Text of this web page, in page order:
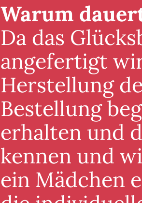
Warum
Da das
angefertigt
Herstellung
Bestellung
erhalten und
kennen und
ein Mädchen